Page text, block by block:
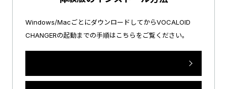
Windows/MacごとにダウンロードしてからVOCALOID
CHANGERの起動までの手順はこちらをご覧ください。